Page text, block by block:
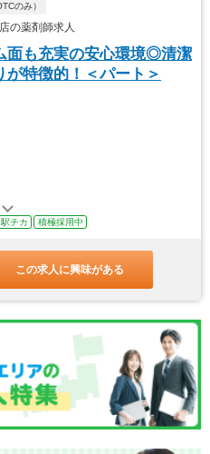
のみ）
の薬剤師求人
面も充実の安心環境◎清潔
特徴的！＜パート＞
駅チカ 積極採用中
この求人に興味がある